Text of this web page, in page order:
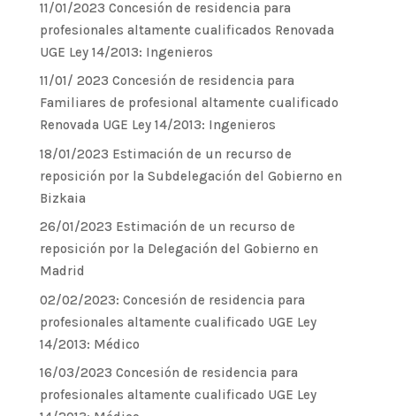
11/01/2023 Concesión de residencia para
profesionales altamente cualificados Renovada
UGE Ley 14/2013: Ingenieros
11/01/ 2023 Concesión de residencia para
Familiares de profesional altamente cualificado
Renovada UGE Ley 14/2013: Ingenieros
18/01/2023 Estimación de un recurso de
reposición por la Subdelegación del Gobierno en
Bizkaia
26/01/2023 Estimación de un recurso de
reposición por la Delegación del Gobierno en
Madrid
02/02/2023: Concesión de residencia para
profesionales altamente cualificado UGE Ley
14/2013: Médico
16/03/2023 Concesión de residencia para
profesionales altamente cualificado UGE Ley